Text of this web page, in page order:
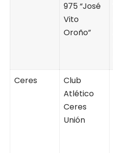
975 “José
Vito
Oroño”
Ceres
Club
Atlético
Ceres
Unión